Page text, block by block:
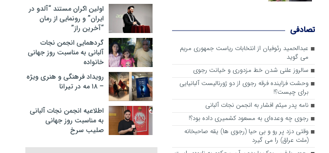
تصادفی
عبدالحمید رئوفیان از انتخابات ریاست جمهوری مریم
می گوید
سالروز علنی شدن خط مزدوری و خیانت رجوی
وحشت فزاینده فرقه رجوی از دو ژورنالیست آلبانیایی
برای چیست؟!
نامه پدر میثم افشار به انجمن نجات آلبانی
رجوی چه وعده‌ای به مسعود کشمیری داده بود؟!
وقتی دزد پر رو و بی حیا (رجوی ها) یقه صاحبخانه
(ملت عراق) را می گیرد
اولین اکران مستند “آلدو در
ایران” و رونمایی از رمان
“آخرین راز”
گردهمایی انجمن نجات
آلبانی به مناسبت روز جهانی
خانواده
رویداد فرهنگی و هنری ویژه
– ۱۸ مه در تیرانا
اطلاعیه انجمن نجات آلبانی
به مناسبت روز جهانی
صلیب سرخ